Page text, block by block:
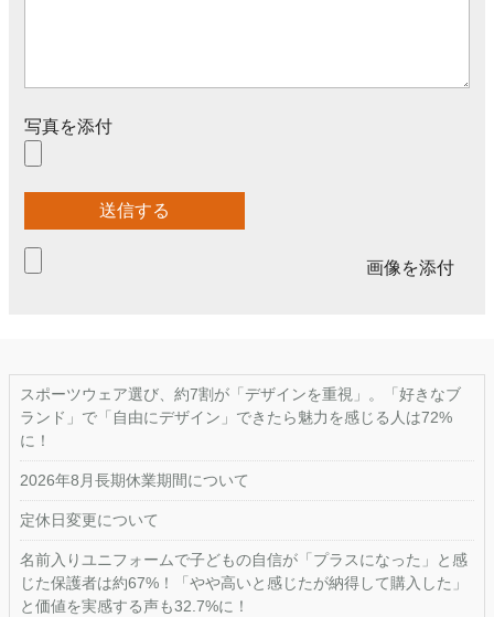
写真を添付
画像を添付
スポーツウェア選び、約7割が「デザインを重視」。「好きなブ
ランド」で「自由にデザイン」できたら魅力を感じる人は72%
に！
2026年8月長期休業期間について
定休日変更について
名前入りユニフォームで子どもの自信が「プラスになった」と感
じた保護者は約67%！「やや高いと感じたが納得して購入した」
と価値を実感する声も32.7%に！